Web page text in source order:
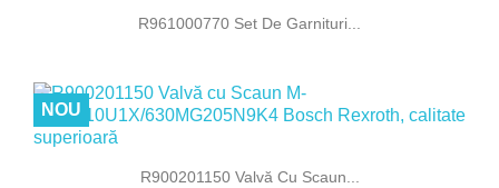
R961000770 Set De Garnituri...
R900201150 Valvă Cu Scaun...
NOU